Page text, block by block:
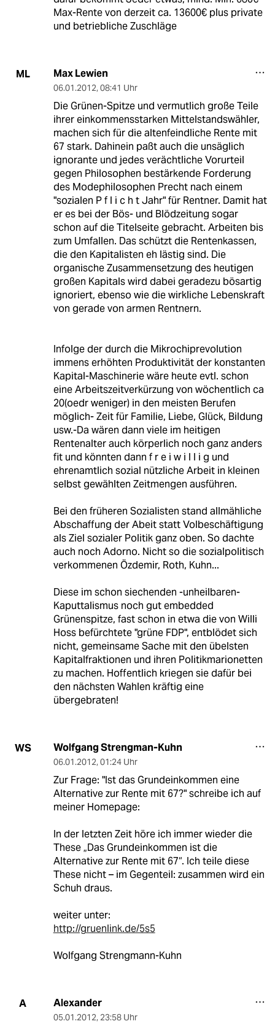
Max-Rente von derzeit ca. 13600€ plus private
und betriebliche Zuschläge
ML Max Lewien
06.01.2012, 08:41 Uhr
Die Grünen-Spitze und vermutlich große Teile
ihrer einkommensstarken Mittelstandswähler,
machen sich für die altenfeindliche Rente mit
67 stark. Dahinein paßt auch die unsäglich
ignorante und jedes verächtliche Vorurteil
gegen Philosophen bestärkende Forderung
des Modephilosophen Precht nach einem
"sozialen P f l i c h t Jahr" für Rentner. Damit hat
er es bei der Bös- und Blödzeitung sogar
schon auf die Titelseite gebracht. Arbeiten bis
zum Umfallen. Das schützt die Rentenkassen,
die den Kapitalisten eh lästig sind. Die
organische Zusammensetzung des heutigen
großen Kapitals wird dabei geradezu bösartig
ignoriert, ebenso wie die wirkliche Lebenskraft
von gerade von armen Rentnern.
Infolge der durch die Mikrochiprevolution
immens erhöhten Produktivität der konstanten
Kapital-Maschinerie wäre heute evtl. schon
eine Arbeitszeitverkürzung von wöchentlich ca
20(oedr weniger) in den meisten Berufen
möglich- Zeit für Familie, Liebe, Glück, Bildung
usw.-Da wären dann viele im heitigen
Rentenalter auch körperlich noch ganz anders
fit und könnten dann f r e i w i l l i g und
ehrenamtlich sozial nützliche Arbeit in kleinen
selbst gewählten Zeitmengen ausführen.
Bei den früheren Sozialisten stand allmähliche
Abschaffung der Abeit statt Volbeschäftigung
als Ziel sozialer Politik ganz oben. So dachte
auch noch Adorno. Nicht so die sozialpolitisch
verkommenen Özdemir, Roth, Kuhn...
Diese im schon siechenden -unheilbaren-
Kaputtalismus noch gut embedded
Grünenspitze, fast schon in etwa die von Willi
Hoss befürchtete "grüne FDP", entblödet sich
nicht, gemeinsame Sache mit den übelsten
Kapitalfraktionen und ihren Politikmarionetten
zu machen. Hoffentlich kriegen sie dafür bei
den nächsten Wahlen kräftig eine
übergebraten!
WS Wolfgang Strengman-Kuhn
06.01.2012, 01:24 Uhr
Zur Frage: "Ist das Grundeinkommen eine
Alternative zur Rente mit 67?" schreibe ich auf
meiner Homepage:
In der letzten Zeit höre ich immer wieder die
These „Das Grundeinkommen ist die
Alternative zur Rente mit 67“. Ich teile diese
These nicht – im Gegenteil: zusammen wird ein
Schuh draus.
weiter unter:
http://gruenlink.de/5s5
Wolfgang Strengmann-Kuhn
A Alexander
05.01.2012, 23:58 Uhr